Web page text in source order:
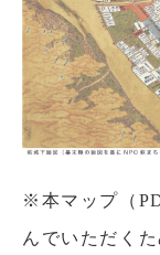
※本マップ（
んでいただく